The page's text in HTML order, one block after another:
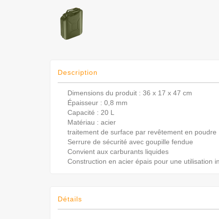
Description
Dimensions du produit : 36 x 17 x 47 cm
Épaisseur : 0,8 mm
Capacité : 20 L
Matériau : acier
traitement de surface par revêtement en poudre
Serrure de sécurité avec goupille fendue
Convient aux carburants liquides
Construction en acier épais pour une utilisation
Détails